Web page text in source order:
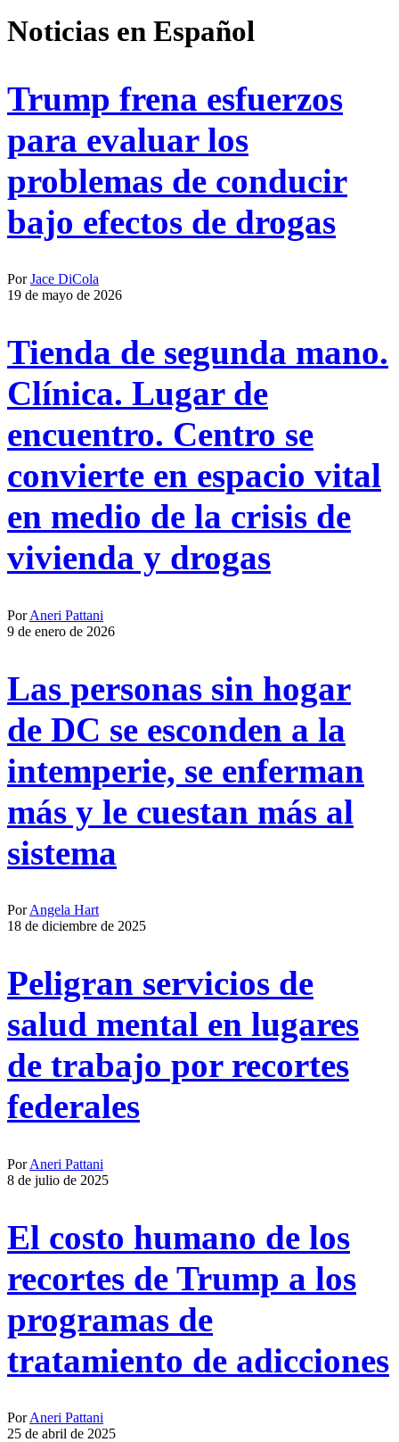
Noticias en Español
Trump frena esfuerzos
para evaluar los
problemas de conducir
bajo efectos de drogas
PorJace DiCola
19 de mayo de 2026
Tienda de segunda mano.
Clínica. Lugar de
encuentro. Centro se
convierte en espacio vital
en medio de la crisis de
vivienda y drogas
PorAneri Pattani
9 de enero de 2026
Las personas sin hogar
de DC se esconden a la
intemperie, se enferman
más y le cuestan más al
sistema
PorAngela Hart
18 de diciembre de 2025
Peligran servicios de
salud mental en lugares
de trabajo por recortes
federales
PorAneri Pattani
8 de julio de 2025
El costo humano de los
recortes de Trump a los
programas de
tratamiento de adicciones
PorAneri Pattani
25 de abril de 2025